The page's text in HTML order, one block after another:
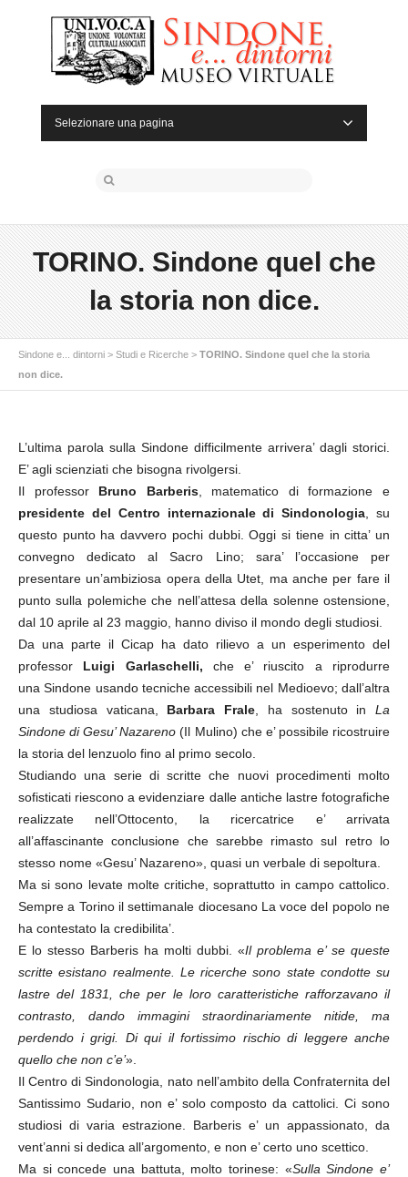
Selezionare una pagina
TORINO. Sindone quel che
la storia non dice.
Sindone e... dintorni > Studi e Ricerche > TORINO. Sindone quel che la storia
non dice.
L’ultima parola sulla Sindone difficilmente arrivera’ dagli storici.
E’ agli scienziati che bisogna rivolgersi.
Il professor Bruno Barberis, matematico di formazione e
presidente del Centro internazionale di Sindonologia , su
questo punto ha davvero pochi dubbi. Oggi si tiene in citta’ un
convegno dedicato al Sacro Lino; sara’ l’occasione per
presentare un’ambiziosa opera della Utet, ma anche per fare il
punto sulla polemiche che nell’attesa della solenne ostensione,
dal 10 aprile al 23 maggio, hanno diviso il mondo degli studiosi.
Da una parte il Cicap ha dato rilievo a un esperimento del
professor Luigi Garlaschelli, che e’ riuscito a riprodurre
una Sindone usando tecniche accessibili nel Medioevo; dall’altra
una studiosa vaticana, Barbara Frale , ha sostenuto in La
Sindone di Gesu’ Nazareno (Il Mulino) che e’ possibile ricostruire
la storia del lenzuolo fino al primo secolo.
Studiando una serie di scritte che nuovi procedimenti molto
sofisticati riescono a evidenziare dalle antiche lastre fotografiche
realizzate nell’Ottocento, la ricercatrice e’ arrivata
all’affascinante conclusione che sarebbe rimasto sul retro lo
stesso nome «Gesu’ Nazareno», quasi un verbale di sepoltura.
Ma si sono levate molte critiche, soprattutto in campo cattolico.
Sempre a Torino il settimanale diocesano La voce del popolo ne
ha contestato la credibilita’.
E lo stesso Barberis ha molti dubbi. «Il problema e’ se queste
scritte esistano realmente. Le ricerche sono state condotte su
lastre del 1831, che per le loro caratteristiche rafforzavano il
contrasto, dando immagini straordinariamente nitide, ma
perdendo i grigi. Di qui il fortissimo rischio di leggere anche
quello che non c’e’».
Il Centro di Sindonologia, nato nell’ambito della Confraternita del
Santissimo Sudario, non e’ solo composto da cattolici. Ci sono
studiosi di varia estrazione. Barberis e’ un appassionato, da
vent’anni si dedica all’argomento, e non e’ certo uno scettico.
Ma si concede una battuta, molto torinese: «Sulla Sindone e’